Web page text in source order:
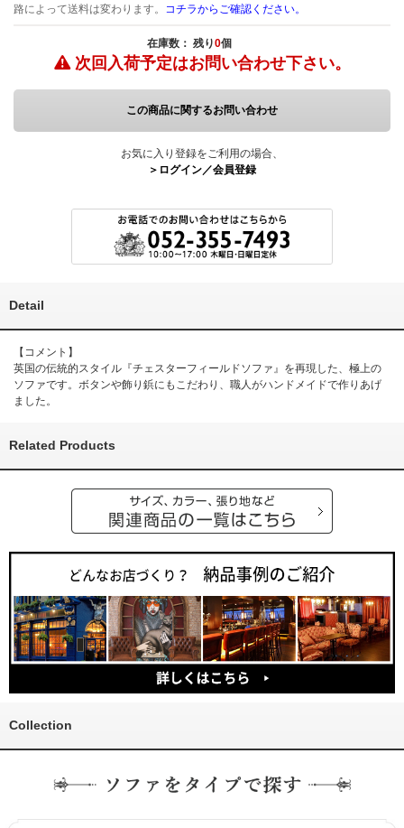
路によって送料は変わります。 コチラからご確認ください。
在庫数： 残り0個
次回入荷予定はお問い合わせ下さい。
この商品に関するお問い合わせ
お気に入り登録をご利用の場合、
＞ログイン／会員登録
Detail
【コメント】
英国の伝統的スタイル『チェスターフィールドソファ』を再現した、極上の
ソファです。ボタンや飾り鋲にもこだわり、職人がハンドメイドで作りあげ
ました。
Related Products
Collection